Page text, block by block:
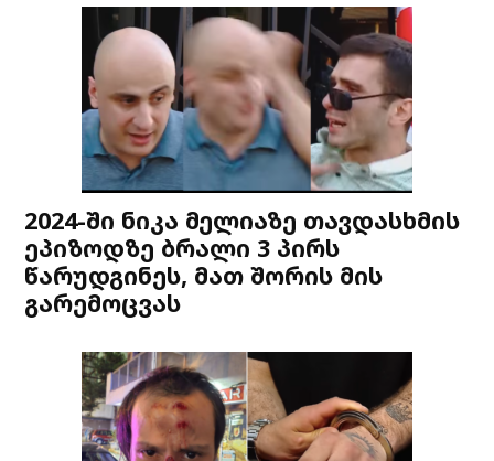
2024-ში ნიკა მელიაზე თავდასხმის
ეპიზოდზე ბრალი 3 პირს
წარუდგინეს, მათ შორის მის
გარემოცვას